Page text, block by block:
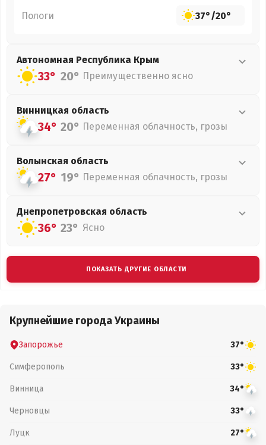
Пологи 37°/20°
Автономная Республика Крым
33° 20° Преимущественно ясно
Винницкая область
34° 20° Переменная облачность, грозы
Волынская область
27° 19° Переменная облачность, грозы
Днепропетровская область
36° 23° Ясно
ПОКАЗАТЬ ДРУГИЕ ОБЛАСТИ
Крупнейшие города Украины
Запорожье 37°
Симферополь 33°
Винница 34°
Черновцы 33°
Луцк 27°